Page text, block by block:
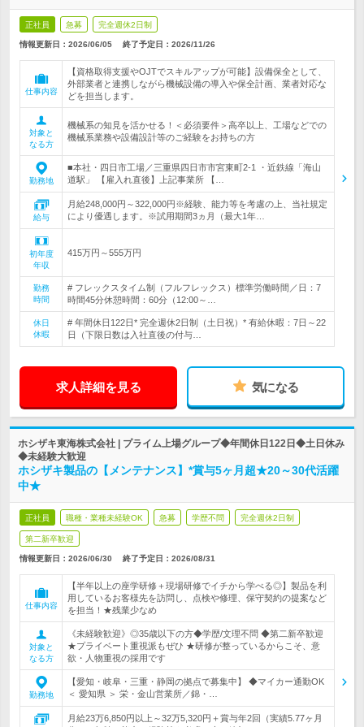
正社員 急募 完全週休2日制
情報更新日：2026/06/05 終了予定日： 2026/11/26
仕事内容
【資格取得支援やOJTでスキルアップが可能】設備保全として、
外部業者と連携しながら機械設備の導入や保全計画、業者対応な
どを担当します。
対象と
なる方
機械系の知見を活かせる！＜必須要件＞高卒以上、工場などでの
機械系業務や設備設計等のご経験をお持ちの方
勤務地
■本社・四日市工場／三重県四日市市宮東町2-1 ・近鉄線「海山
道駅」 【雇入れ直後】上記事業所 【…
給与
月給248,000円～322,000円※経験、能力等を考慮の上、当社規定
により優遇します。※試用期間3ヵ月（最大1年…
初年度
年収
415万円～555万円
勤務
時間
# フレックスタイム制（フルフレックス）標準労働時間／日：7
時間45分休憩時間：60分（12:00～…
休日
休暇
# 年間休日122日* 完全週休2日制（土日祝）* 有給休暇：7日～22
日（下限日数は入社直後の付与…
求人詳細を見る 気になる
ホシザキ東海株式会社 | プライム上場グループ◆年間休日122日◆土日休み
◆未経験大歓迎
ホシザキ製品の【メンテナンス】*賞与5ヶ月超★20～30代活躍
中★
正社員 職種・業種未経験OK 急募 学歴不問 完全週休2日制
第二新卒歓迎
情報更新日：2026/06/30 終了予定日： 2026/08/31
仕事内容
【半年以上の座学研修＋現場研修でイチから学べる◎】製品を利
用しているお客様先を訪問し、点検や修理、保守契約の提案など
を担当！★残業少なめ
対象と
なる方
《未経験歓迎》◎35歳以下の方◆学歴/文理不問 ◆第二新卒歓迎
★プライベート重視派もぜひ ★研修が整っているからこそ、意
欲・人物重視の採用です
勤務地
【愛知・岐阜・三重・静岡の拠点で募集中】 ◆マイカー通勤OK
＜ 愛知県 ＞ 栄・金山営業所／錦・…
月給23万6,850円以上～32万5,320円＋賞与年2回（実績5.77ヶ月